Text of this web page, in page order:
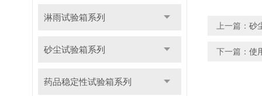
淋雨试验箱系列
砂尘试验箱系列
药品稳定性试验箱系列
上一篇： 砂
下一篇： 使